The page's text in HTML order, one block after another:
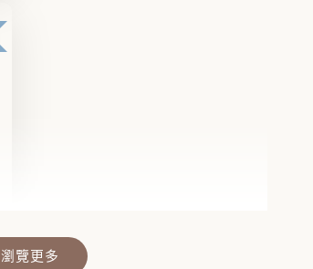
瀏覽更多